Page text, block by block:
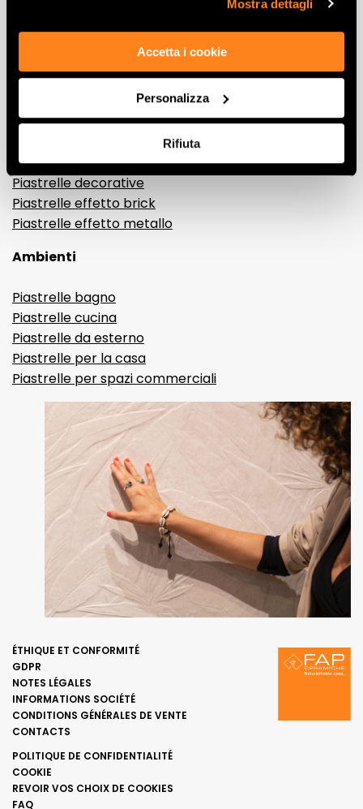
Mostra dettagli
Accetta i cookie
Personalizza
Rifiuta
Gres porcellanato effetto marmo
Gres porcellanato effetto legno
Gres porcellanato effetto pietra
Gres porcellanato effetto resina e cemento
Piastrelle 3D
Piastrelle decorative
Piastrelle effetto brick
Piastrelle effetto metallo
Ambienti
Piastrelle bagno
Piastrelle cucina
Piastrelle da esterno
Piastrelle per la casa
Piastrelle per spazi commerciali
ÉTHIQUE ET CONFORMITÉ
GDPR
NOTES LÉGALES
INFORMATIONS SOCIÉTÉ
CONDITIONS GÉNÉRALES DE VENTE
CONTACTS
POLITIQUE DE CONFIDENTIALITÉ
COOKIE
REVOIR VOS CHOIX DE COOKIES
FAQ